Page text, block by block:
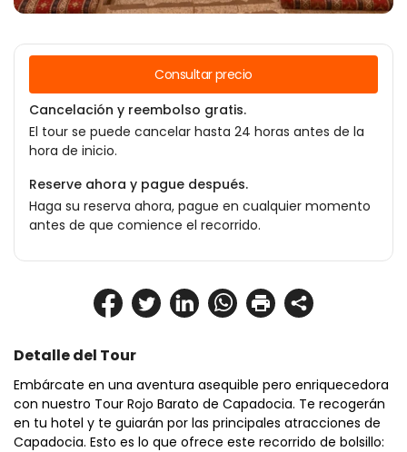
Detalle del Tour
Embárcate en una aventura asequible pero enriquecedora
con nuestro Tour Rojo Barato de Capadocia. Te recogerán
en tu hotel y te guiarán por las principales atracciones de
Capadocia. Esto es lo que ofrece este recorrido de bolsillo:
Consultar precio
Cancelación y reembolso gratis.
El tour se puede cancelar hasta 24 horas antes de la
hora de inicio.
Reserve ahora y pague después.
Haga su reserva ahora, pague en cualquier momento
antes de que comience el recorrido.